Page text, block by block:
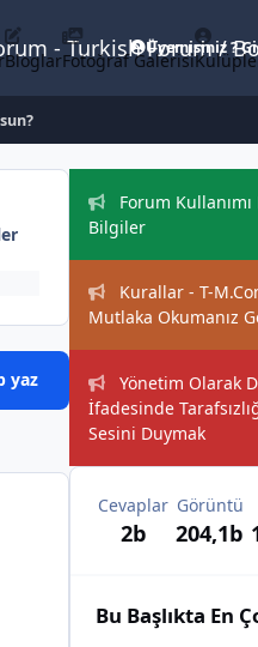
- Turkish Forum /
BloglarFotoğraf Galerisi
Üyemisiniz ?
yaz
Duyurular
Forum
Bilgiler
Kurallar - T-
Mutlaka Okumanız
Yönetim Olarak
İfadesinde
Sesini Duymak
Cevaplar
2b
Görüntü
204,1b
Bu Başlıkta En